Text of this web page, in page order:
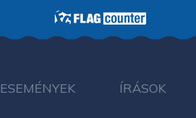
ESEMÉNYEK ÍRÁSOK